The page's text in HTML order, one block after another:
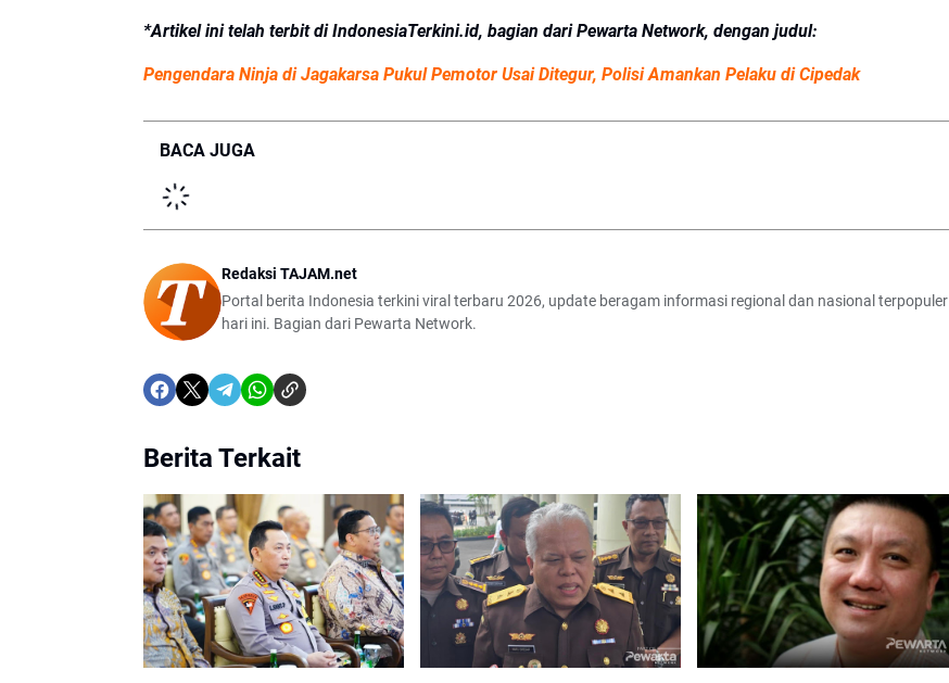
*Artikel ini telah terbit di IndonesiaTerkini.id, bagian dari Pewarta Network, dengan judul:
Pengendara Ninja di Jagakarsa Pukul Pemotor Usai Ditegur, Polisi Amankan Pelaku di Cipedak
BACA JUGA
Redaksi TAJAM.net
Portal berita Indonesia terkini viral terbaru 2026, update beragam informasi regional dan nasional terpopuler
hari ini. Bagian dari Pewarta Network.
Berita Terkait